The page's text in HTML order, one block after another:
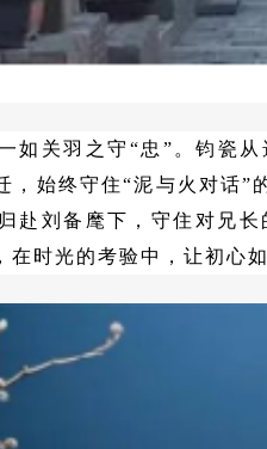
如关羽之守“忠”。钧瓷
，始终守住“泥与火对话
赴刘备麾下，守住对兄
在时光的考验中，让初心